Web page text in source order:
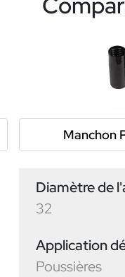
Manchon
Diamètre de
32
Application
Poussières